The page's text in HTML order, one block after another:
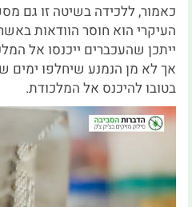
כאמור, ללכידה בשיטה זו גם
העיקרי הוא חוסר הוודאות
ייתכן שהעכברים ייכנסו אל
אך לא מן הנמנע שיחלפו ימים
בטובו להיכנס אל המלכודת.